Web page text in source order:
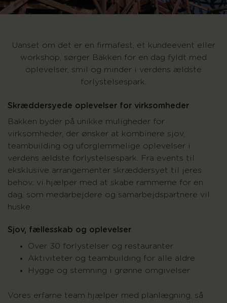
Uanset om det er en firmafest, et kundeevent eller
workshop, sørger Bakken for en dag fyldt med
oplevelser, smil og minder i verdens ældste
forlystelsespark.
Skræddersyede oplevelser for virksomheder
Bakken byder på unikke muligheder for
virksomheder, der ønsker at kombinere sjov,
teambuilding og uforglemmelige oplevelser i
verdens ældste forlystelsespark. Fra events til
eksklusive arrangementer skræddersyet til jeres
behov; vi hjælper med at skabe rammerne for en
dag, som medarbejdere og samarbejdspartnere vil
huske.
Sjov, fællesskab og oplevelser
Over 30 forlystelser og restauranter
Aktiviteter og teambuilding for alle aldre
Hygge og stemning i grønne omgivelser
Vores erfarne team hjælper med planlægning, så